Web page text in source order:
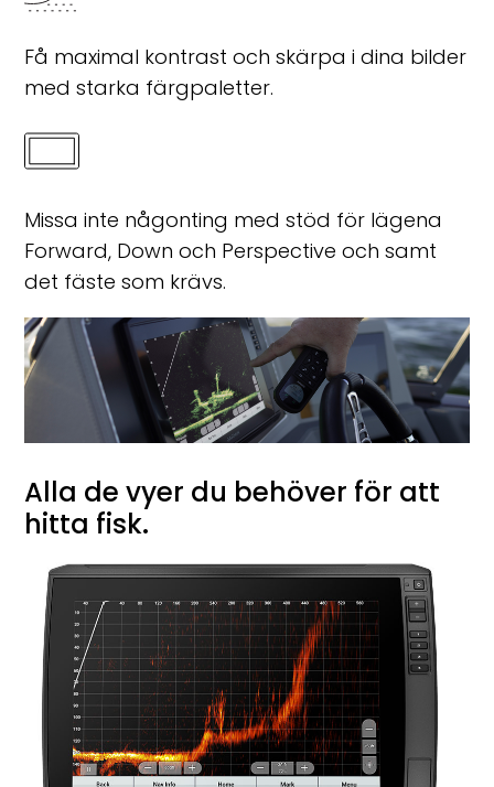
Få maximal kontrast och skärpa i dina bilder
med starka färgpaletter.
Missa inte någonting med stöd för lägena
Forward, Down och Perspective och samt
det fäste som krävs.
Alla de vyer du behöver för att
hitta fisk.